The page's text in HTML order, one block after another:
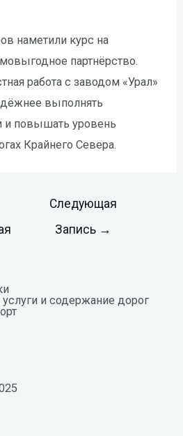
наметили курс на
партнёрство.
работа с заводом «Урал»
выполнять
и повышать уровень
Крайнего Севера.
Следующая
Запись →
и содержание дорог